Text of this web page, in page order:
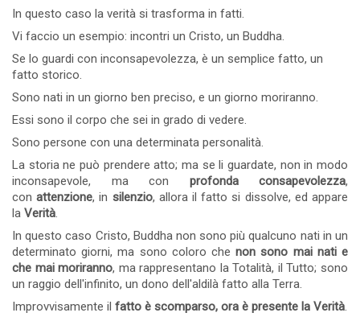
In questo caso la verità si trasforma in fatti.
Vi faccio un esempio: incontri un Cristo, un Buddha.
Se lo guardi con inconsapevolezza, è un semplice fatto, un
fatto storico.
Sono nati in un giorno ben preciso, e un giorno moriranno.
Essi sono il corpo che sei in grado di vedere.
Sono persone con una determinata personalità.
La storia ne può prendere atto; ma se li guardate, non in modo
inconsapevole, ma con profonda consapevolezza,
conattenzione, in silenzio, allora il fatto si dissolve, ed appare
la Verità.
In questo caso Cristo, Buddha non sono più qualcuno nati in un
determinato giorni, ma sono coloro che non sono mai nati e
che mai moriranno, ma rappresentano la Totalità, il Tutto; sono
un raggio dell'infinito, un dono dell'aldilà fatto alla Terra.
Improvvisamente il fatto è scomparso, ora è presente la Verità.